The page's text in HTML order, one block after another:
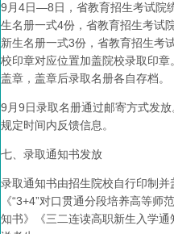
9月4日—8日，省教育招生考试院
生名册一式4份，省教育招生考试
新生名册一式3份，省教育招生考
校印章对应位置加盖院校录取印
盖章，盖章后录取名册各自存档。
9月9日录取名册通过邮寄方式发
规定时间内反馈信息。
七、录取通知书发放
录取通知书由招生院校自行印制
《“3+4”对口贯通分段培养高等
知书》《三二连读高职新生入学